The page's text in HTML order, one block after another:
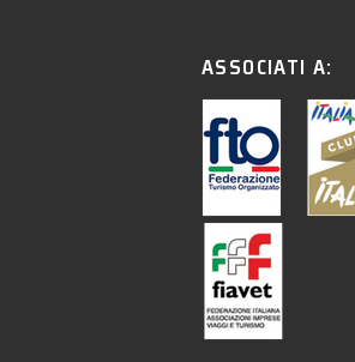
ASSOCIATI A: